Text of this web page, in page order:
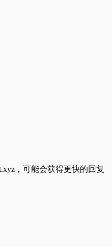
，可能会获得更快的回复